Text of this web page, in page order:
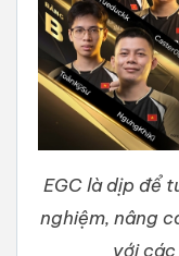
EGC là dịp để
nghiệm, nâng
với